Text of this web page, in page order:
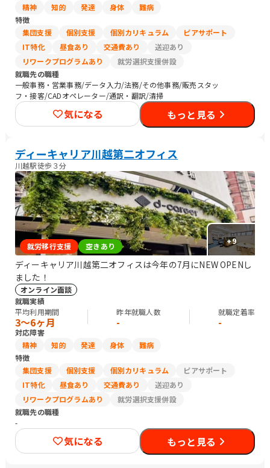
精神
知的 発達 身体
難病
特徴
集団支援
個別支援 個別カリキュラム
ピアサポート
IT特化
昼食あり 交通費あり
送迎あり
リワークプログラムあり
就労選択支援併設
就職先の職種
一般事務・営業事務/データ入力/法務/その他事務/販売スタッ
フ・接客/CADオペレーター/通訳・翻訳/清掃
気になる もっと見る
ディーキャリア川越第二オフィス
川越駅徒歩３分
+9
就労移行支援 空きあり
ディーキャリア川越第二オフィスは今年の7月にNEW OPENし
ました！
オンライン面談
就職実績
平均利用期間
3〜6ヶ月
昨年就職人数
-
就職定着率
-
対応障害
精神
知的 発達 身体
難病
特徴
集団支援
個別支援 個別カリキュラム
ピアサポート
IT特化
昼食あり 交通費あり
送迎あり
リワークプログラムあり
就労選択支援併設
就職先の職種
-
気になる もっと見る